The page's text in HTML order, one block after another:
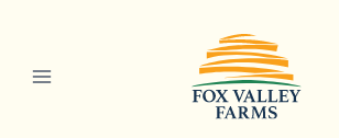
contenido